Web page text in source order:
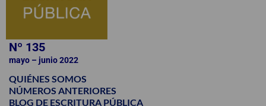
Nº 135
mayo – junio 2022
QUIÉNES SOMOS
NÚMEROS ANTERIORES
BLOG DE ESCRITURA PÚBLICA